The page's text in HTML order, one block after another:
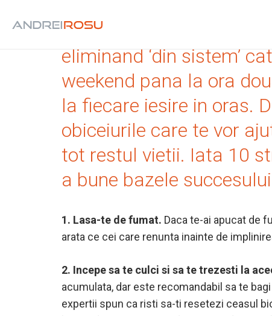
Foarte multi dintre noi
eliminand ‘din sistem’
weekend pana la ora
la fiecare iesire in oras.
obiceiurile care te vor
tot restul vietii. Iata 10
a bune bazele
1. Lasa-te de fumat. Daca te-ai apucat de
arata ce cei care renunta inainte de
2. Incepe sa te culci si sa te trezesti la
acumulata, dar este recomandabil sa te
expertii spun ca risti sa-ti resetezi ceasul